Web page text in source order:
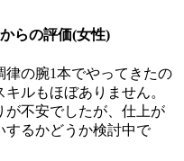
らの評価(女性)
の腕1本でやってきたの
ルもほぼありません。
が不安でしたが、仕上が
するかどうか検討中で